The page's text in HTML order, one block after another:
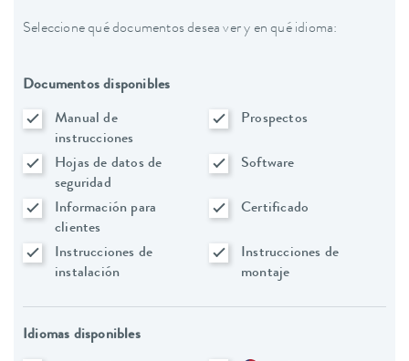
Seleccione qué documentos desea ver y en qué idioma:
Documentos disponibles
Manual de
instrucciones
Prospectos
Hojas de datos de
seguridad
Software
Información para
clientes
Certificado
Instrucciones de
instalación
Instrucciones de
montaje
Idiomas disponibles